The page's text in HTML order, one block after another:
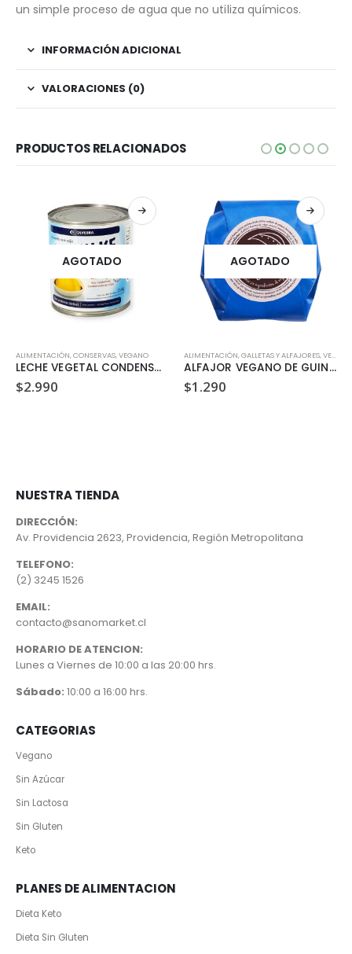
un simple proceso de agua que no utiliza químicos.
INFORMACIÓN ADICIONAL
VALORACIONES (0)
PRODUCTOS RELACIONADOS
AGOTADO
ALIMENTACIÓN,CONSERVAS,VEGANO
LECHE VEGETAL CONDENSADA DE SOYA (330 GR)
$2.990
AGOTADO
ALIMENTACIÓN,GALLETAS Y ALFAJORES,VEGANO
ALFAJOR VEGANO DE GUINDA DULZURA VEGETAL 35GR
$1.290
NUESTRA TIENDA
DIRECCIÓN:
Av. Providencia 2623, Providencia, Región Metropolitana
TELEFONO:
(2) 3245 1526
EMAIL:
contacto@sanomarket.cl
HORARIO DE ATENCION:
Lunes a Viernes de 10:00 a las 20:00 hrs.
Sábado: 10:00 a 16:00 hrs.
CATEGORIAS
Vegano
Sin Azúcar
Sin Lactosa
Sin Gluten
Keto
PLANES DE ALIMENTACION
Dieta Keto
Dieta Sin Gluten